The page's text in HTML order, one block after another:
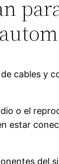
cables y
o el
estar
del